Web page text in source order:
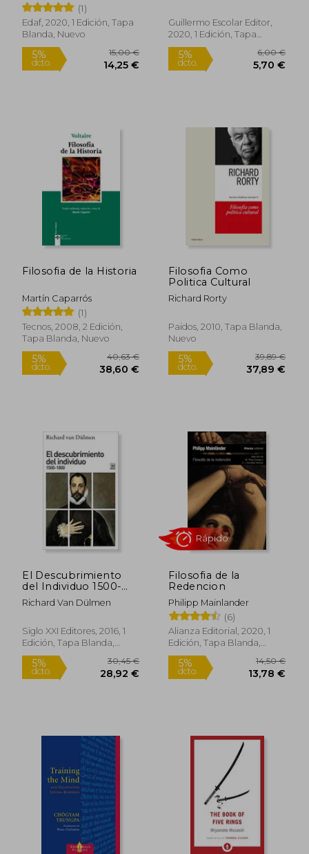
dcto.
5%
dcto.
Rápido
5%
dcto.
(1)
Edaf, 2020, 1 Edición, Tapa
Blanda, Nuevo
5%
Rápido
Guillermo Escolar Editor,
2020, 1 Edición, Tapa
Blanda, Nuevo
5%
dcto.
Filosofia de la Historia
Martín Caparrós
(1)
Tecnos, 2008, 2 Edición,
Tapa Blanda, Nuevo
Filosofia Como
Politica Cultural
Richard Rorty
Paidos, 2010, Tapa Blanda,
Nuevo
El Descubrimiento
del Individuo 1500-
1800
Richard Van Dülmen
Siglo XXI Editores, 2016, 1
Edición, Tapa Blanda,
Nuevo
Filosofia de la
Redencion
Philipp Mainlander
(6)
Alianza Editorial, 2020, 1
Edición, Tapa Blanda,
Nuevo